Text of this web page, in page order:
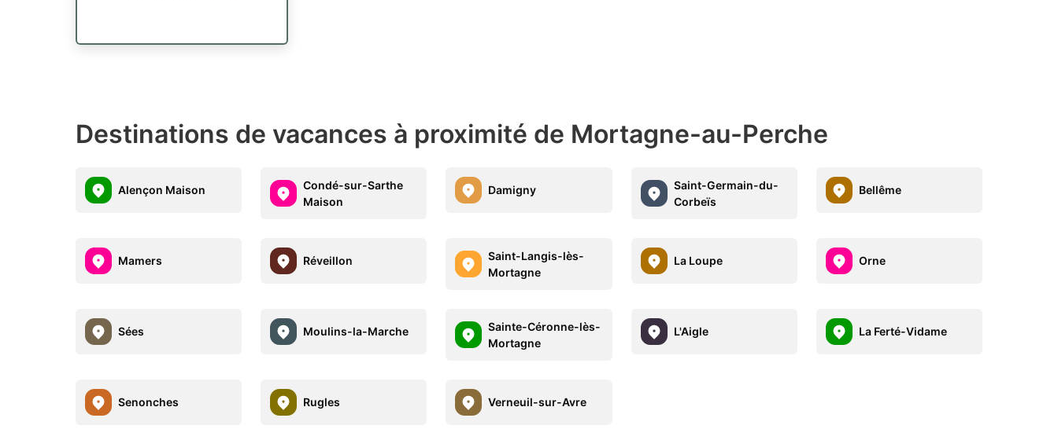
Destinations de vacances à proximité de Mortagne-au-Perche
Alençon Maison
Condé-sur-Sarthe
Maison
Damigny
Saint-Germain-du-
Corbeïs
Bellême
Mamers Réveillon
Saint-Langis-lès-
Mortagne
La Loupe Orne
Sées Moulins-la-Marche
Sainte-Céronne-lès-
Mortagne
L'Aigle La Ferté-Vidame
Senonches Rugles Verneuil-sur-Avre